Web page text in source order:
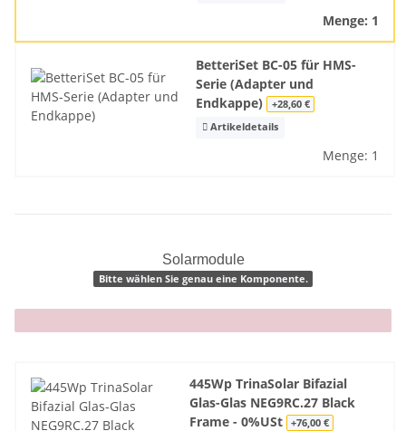
Menge: 1
BetteriSet BC-05 für HMS-
Serie (Adapter und
Endkappe) +28,60 €
Artikeldetails
Menge: 1
Solarmodule
Bitte wählen Sie genau eine Komponente.
x
445Wp TrinaSolar Bifazial
Glas-Glas NEG9RC.27 Black
Frame - 0%USt
+76,00 €